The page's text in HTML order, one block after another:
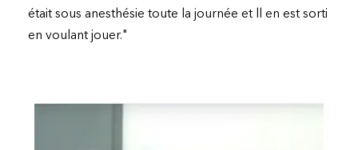
était sous anesthésie toute la journée et ll en est sorti
en voulant jouer."